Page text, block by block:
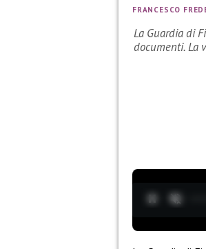
FRANCESCO
La Guardia di
documenti. La